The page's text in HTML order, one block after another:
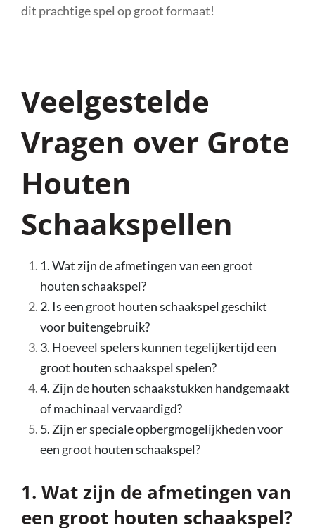
dit prachtige spel op groot formaat!
Veelgestelde
Vragen over Grote
Houten
Schaakspellen
1. Wat zijn de afmetingen van een groot
houten schaakspel?
2. Is een groot houten schaakspel geschikt
voor buitengebruik?
3. Hoeveel spelers kunnen tegelijkertijd een
groot houten schaakspel spelen?
4. Zijn de houten schaakstukken handgemaakt
of machinaal vervaardigd?
5. Zijn er speciale opbergmogelijkheden voor
een groot houten schaakspel?
1. Wat zijn de afmetingen van
een groot houten schaakspel?